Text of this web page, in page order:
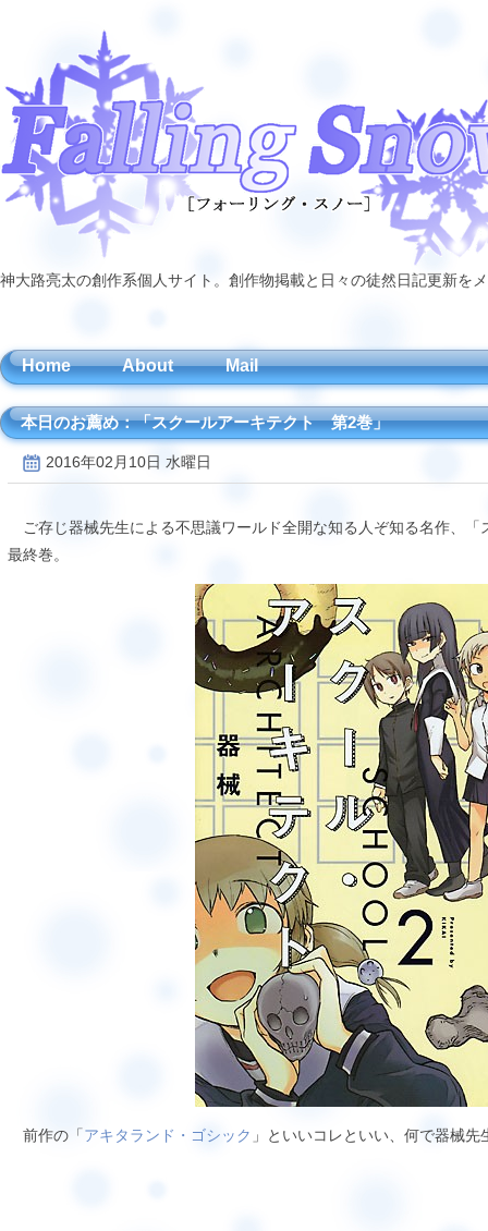
神大路亮太の創作系個人サイト。創作物掲載と日々の徒然日記更新
Home About Mail
本日のお薦め：「スクールアーキテクト 第2巻」
2016年02月10日 水曜日
ご存じ器械先生による不思議ワールド全開な知る人ぞ知る名作、「
最終巻。
前作の「アキタランド・ゴシック 」といいコレといい、何で器械